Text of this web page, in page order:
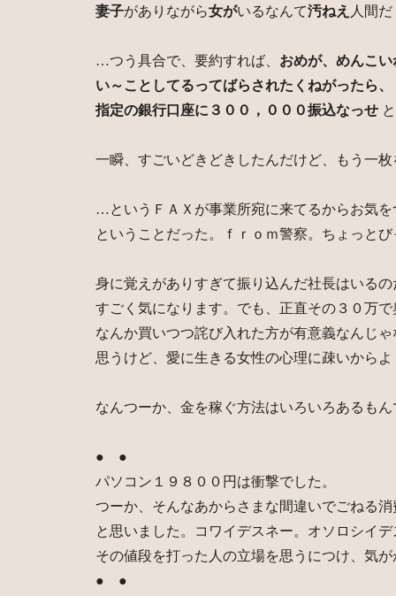
妻子がありながら女がいるなんて汚ねえ 人間
…つう具合で、要約すれば、 おめが、めんこ
い～ことしてるってばらされたくねがったら
指定の銀行口座に３００，０００振込なっせと
一瞬、すごいどきどきしたんだけど、もう一枚
…というＦＡＸが事業所宛に来てるからお気を
ということだった。ｆｒｏｍ警察。ちょっと
身に覚えがありすぎて振り込んだ社長はいるの
すごく気になります。でも、正直その３０万で
なんか買いつつ詫び入れた方が有意義なんじ
思うけど、愛に生きる女性の心理に疎いから
なんつーか、金を稼ぐ方法はいろいろあるもん
● ●
パソコン１９８００円は衝撃でした。
つーか、そんなあからさまな間違いでごねる
と思いました。コワイデスネー。オソロシイデ
その値段を打った人の立場を思うにつけ、気
● ●